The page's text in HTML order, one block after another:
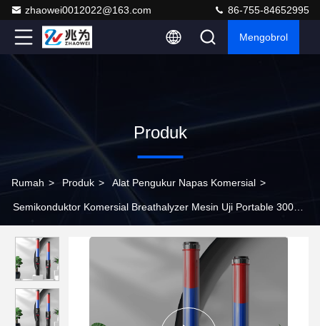
zhaowei0012022@163.com 86-755-84652995
Mengobrol
Produk
Rumah > Produk > Alat Pengukur Napas Komersial >
Semikonduktor Komersial Breathalyzer Mesin Uji Portable 3000